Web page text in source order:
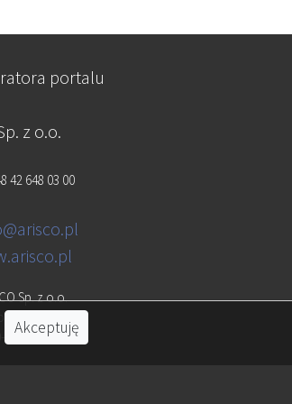
Akceptuję
portalu
z o.o.
42 648 03 00
Sp. z o.o.
134
029 Łódź